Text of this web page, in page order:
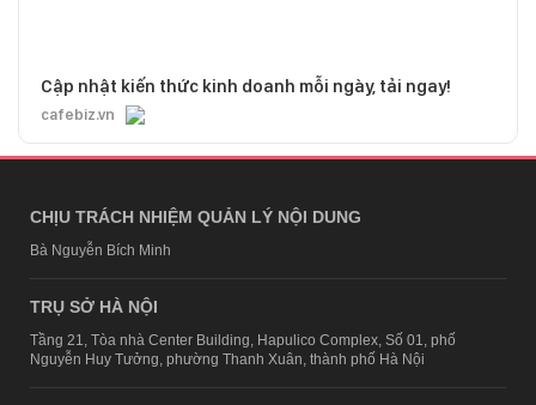
Cập nhật kiến thức kinh doanh mỗi ngày, tải ngay!
cafebiz.vn
CHỊU TRÁCH NHIỆM QUẢN LÝ NỘI DUNG
Bà Nguyễn Bích Minh
TRỤ SỞ HÀ NỘI
Tầng 21, Tòa nhà Center Building, Hapulico Complex, Số 01, phố
Nguyễn Huy Tưởng, phường Thanh Xuân, thành phố Hà Nội